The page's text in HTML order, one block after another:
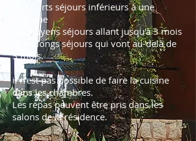
les courts séjours inférieurs à une
semaine
les moyens séjours allant jusqu'à 3 mois
et les longs séjours qui vont au-delà de
3 mois.
il n'est pas possible de faire la cuisine
dans les chambres.
Les repas peuvent être pris dans les
salons de la résidence.